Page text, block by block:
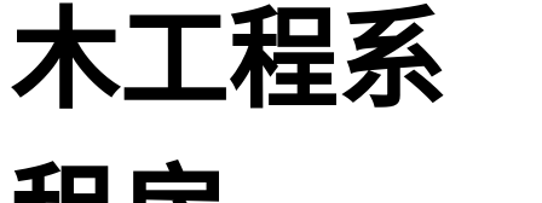
木工程系